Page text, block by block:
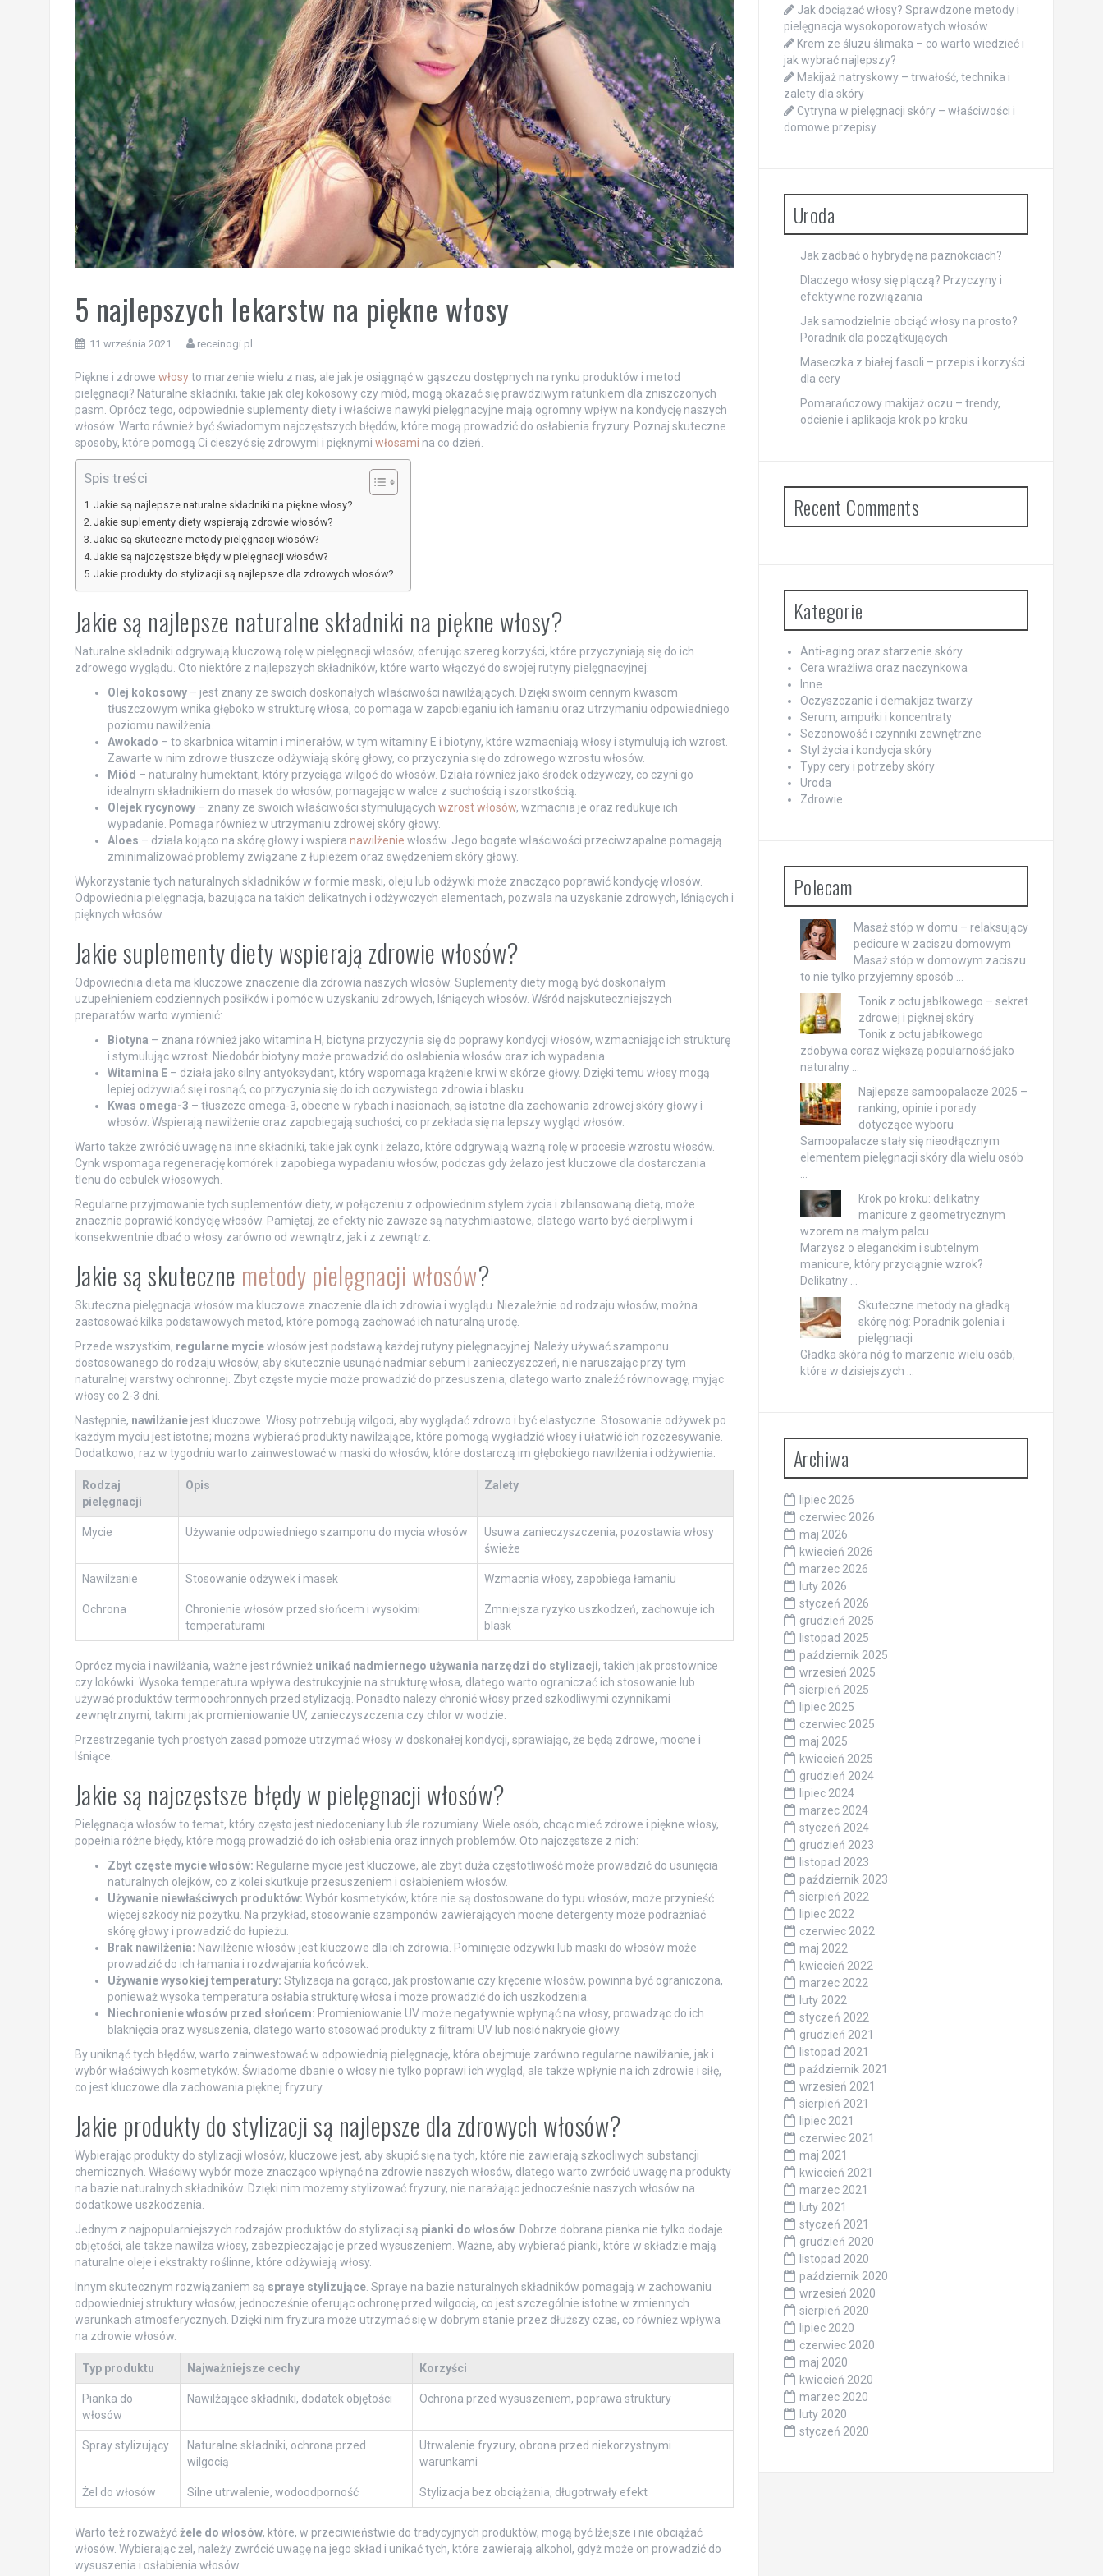
5 najlepszych lekarstw na piękne włosy
11 września 2021 receinogi.pl
Piękne i zdrowe włosyto marzenie wielu z nas, ale jak je osiągnąć w gąszczu dostępnych na rynku produktów i metod
pielęgnacji? Naturalne składniki, takie jak olej kokosowy czy miód, mogą okazać się prawdziwym ratunkiem dla zniszczonych
pasm. Oprócz tego, odpowiednie suplementy diety i właściwe nawyki pielęgnacyjne mają ogromny wpływ na kondycję naszych
włosów. Warto również być świadomym najczęstszych błędów, które mogą prowadzić do osłabienia fryzury. Poznaj skuteczne
sposoby, które pomogą Ci cieszyć się zdrowymi i pięknymi włosami na co dzień.
Spis treści
Jakie są najlepsze naturalne składniki na piękne włosy?
Jakie suplementy diety wspierają zdrowie włosów?
Jakie są skuteczne metody pielęgnacji włosów?
Jakie są najczęstsze błędy w pielęgnacji włosów?
Jakie produkty do stylizacji są najlepsze dla zdrowych włosów?
Jakie są najlepsze naturalne składniki na piękne włosy?
Naturalne składniki odgrywają kluczową rolę w pielęgnacji włosów, oferując szereg korzyści, które przyczyniają się do ich
zdrowego wyglądu. Oto niektóre z najlepszych składników, które warto włączyć do swojej rutyny pielęgnacyjnej:
Olej kokosowy– jest znany ze swoich doskonałych właściwości nawilżających. Dzięki swoim cennym kwasom
tłuszczowym wnika głęboko w strukturę włosa, co pomaga w zapobieganiu ich łamaniu oraz utrzymaniu odpowiedniego
poziomu nawilżenia.
Awokado – to skarbnica witamin i minerałów, w tym witaminy E i biotyny, które wzmacniają włosy i stymulują ich wzrost.
Zawarte w nim zdrowe tłuszcze odżywiają skórę głowy, co przyczynia się do zdrowego wzrostu włosów.
Miód – naturalny humektant, który przyciąga wilgoć do włosów. Działa również jako środek odżywczy, co czyni go
idealnym składnikiem do masek do włosów, pomagając w walce z suchością i szorstkością.
Olejek rycynowy– znany ze swoich właściwości stymulujących wzrost włosów, wzmacnia je oraz redukuje ich
wypadanie. Pomaga również w utrzymaniu zdrowej skóry głowy.
Aloes – działa kojąco na skórę głowy i wspiera nawilżenie włosów. Jego bogate właściwości przeciwzapalne pomagają
zminimalizować problemy związane z łupieżem oraz swędzeniem skóry głowy.
Wykorzystanie tych naturalnych składników w formie maski, oleju lub odżywki może znacząco poprawić kondycję włosów.
Odpowiednia pielęgnacja, bazująca na takich delikatnych i odżywczych elementach, pozwala na uzyskanie zdrowych, lśniących i
pięknych włosów.
Jakie suplementy diety wspierają zdrowie włosów?
Odpowiednia dieta ma kluczowe znaczenie dla zdrowia naszych włosów. Suplementy diety mogą być doskonałym
uzupełnieniem codziennych posiłków i pomóc w uzyskaniu zdrowych, lśniących włosów. Wśród najskuteczniejszych
preparatów warto wymienić:
Biotyna – znana również jako witamina H, biotyna przyczynia się do poprawy kondycji włosów, wzmacniając ich strukturę
i stymulując wzrost. Niedobór biotyny może prowadzić do osłabienia włosów oraz ich wypadania.
Witamina E– działa jako silny antyoksydant, który wspomaga krążenie krwi w skórze głowy. Dzięki temu włosy mogą
lepiej odżywiać się i rosnąć, co przyczynia się do ich oczywistego zdrowia i blasku.
Kwas omega-3 – tłuszcze omega-3, obecne w rybach i nasionach, są istotne dla zachowania zdrowej skóry głowy i
włosów. Wspierają nawilżenie oraz zapobiegają suchości, co przekłada się na lepszy wygląd włosów.
Warto także zwrócić uwagę na inne składniki, takie jak cynk i żelazo, które odgrywają ważną rolę w procesie wzrostu włosów.
Cynk wspomaga regenerację komórek i zapobiega wypadaniu włosów, podczas gdy żelazo jest kluczowe dla dostarczania
tlenu do cebulek włosowych.
Regularne przyjmowanie tych suplementów diety, w połączeniu z odpowiednim stylem życia i zbilansowaną dietą, może
znacznie poprawić kondycję włosów. Pamiętaj, że efekty nie zawsze są natychmiastowe, dlatego warto być cierpliwym i
konsekwentnie dbać o włosy zarówno od wewnątrz, jak i z zewnątrz.
Jakie są skuteczne metody pielęgnacji włosów?
Skuteczna pielęgnacja włosów ma kluczowe znaczenie dla ich zdrowia i wyglądu. Niezależnie od rodzaju włosów, można
zastosować kilka podstawowych metod, które pomogą zachować ich naturalną urodę.
Przede wszystkim, regularne myciewłosów jest podstawą każdej rutyny pielęgnacyjnej. Należy używać szamponu
dostosowanego do rodzaju włosów, aby skutecznie usunąć nadmiar sebum i zanieczyszczeń, nie naruszając przy tym
naturalnej warstwy ochronnej. Zbyt częste mycie może prowadzić do przesuszenia, dlatego warto znaleźć równowagę, myjąc
włosy co 2-3 dni.
Następnie, nawilżaniejest kluczowe. Włosy potrzebują wilgoci, aby wyglądać zdrowo i być elastyczne. Stosowanie odżywek po
każdym myciu jest istotne; można wybierać produkty nawilżające, które pomogą wygładzić włosy i ułatwić ich rozczesywanie.
Dodatkowo, raz w tygodniu warto zainwestować w maski do włosów, które dostarczą im głębokiego nawilżenia i odżywienia.
Rodzaj
pielęgnacji
Opis Zalety
Mycie Używanie odpowiedniego szamponu do mycia włosów
Usuwa zanieczyszczenia, pozostawia włosy
świeże
Nawilżanie Stosowanie odżywek i masek Wzmacnia włosy, zapobiega łamaniu
Ochrona
Chronienie włosów przed słońcem i wysokimi
temperaturami
Zmniejsza ryzyko uszkodzeń, zachowuje ich
blask
Oprócz mycia i nawilżania, ważne jest również unikać nadmiernego używania narzędzi do stylizacji, takich jak prostownice
czy lokówki. Wysoka temperatura wpływa destrukcyjnie na strukturę włosa, dlatego warto ograniczać ich stosowanie lub
używać produktów termoochronnych przed stylizacją. Ponadto należy chronić włosy przed szkodliwymi czynnikami
zewnętrznymi, takimi jak promieniowanie UV, zanieczyszczenia czy chlor w wodzie.
Przestrzeganie tych prostych zasad pomoże utrzymać włosy w doskonałej kondycji, sprawiając, że będą zdrowe, mocne i
lśniące.
Jakie są najczęstsze błędy w pielęgnacji włosów?
Pielęgnacja włosów to temat, który często jest niedoceniany lub źle rozumiany. Wiele osób, chcąc mieć zdrowe i piękne włosy,
popełnia różne błędy, które mogą prowadzić do ich osłabienia oraz innych problemów. Oto najczęstsze z nich:
Zbyt częste mycie włosów: Regularne mycie jest kluczowe, ale zbyt duża częstotliwość może prowadzić do usunięcia
naturalnych olejków, co z kolei skutkuje przesuszeniem i osłabieniem włosów.
Używanie niewłaściwych produktów: Wybór kosmetyków, które nie są dostosowane do typu włosów, może przynieść
więcej szkody niż pożytku. Na przykład, stosowanie szamponów zawierających mocne detergenty może podrażniać
skórę głowy i prowadzić do łupieżu.
Brak nawilżenia: Nawilżenie włosów jest kluczowe dla ich zdrowia. Pominięcie odżywki lub maski do włosów może
prowadzić do ich łamania i rozdwajania końcówek.
Używanie wysokiej temperatury: Stylizacja na gorąco, jak prostowanie czy kręcenie włosów, powinna być ograniczona,
ponieważ wysoka temperatura osłabia strukturę włosa i może prowadzić do ich uszkodzenia.
Niechronienie włosów przed słońcem: Promieniowanie UV może negatywnie wpłynąć na włosy, prowadząc do ich
blaknięcia oraz wysuszenia, dlatego warto stosować produkty z filtrami UV lub nosić nakrycie głowy.
By uniknąć tych błędów, warto zainwestować w odpowiednią pielęgnację, która obejmuje zarówno regularne nawilżanie, jak i
wybór właściwych kosmetyków. Świadome dbanie o włosy nie tylko poprawi ich wygląd, ale także wpłynie na ich zdrowie i siłę,
co jest kluczowe dla zachowania pięknej fryzury.
Jakie produkty do stylizacji są najlepsze dla zdrowych włosów?
Wybierając produkty do stylizacji włosów, kluczowe jest, aby skupić się na tych, które nie zawierają szkodliwych substancji
chemicznych. Właściwy wybór może znacząco wpłynąć na zdrowie naszych włosów, dlatego warto zwrócić uwagę na produkty
na bazie naturalnych składników. Dzięki nim możemy stylizować fryzury, nie narażając jednocześnie naszych włosów na
dodatkowe uszkodzenia.
Jednym z najpopularniejszych rodzajów produktów do stylizacji są pianki do włosów. Dobrze dobrana pianka nie tylko dodaje
objętości, ale także nawilża włosy, zabezpieczając je przed wysuszeniem. Ważne, aby wybierać pianki, które w składzie mają
naturalne oleje i ekstrakty roślinne, które odżywiają włosy.
Innym skutecznym rozwiązaniem są spraye stylizujące. Spraye na bazie naturalnych składników pomagają w zachowaniu
odpowiedniej struktury włosów, jednocześnie oferując ochronę przed wilgocią, co jest szczególnie istotne w zmiennych
warunkach atmosferycznych. Dzięki nim fryzura może utrzymać się w dobrym stanie przez dłuższy czas, co również wpływa
na zdrowie włosów.
Typ produktu Najważniejsze cechy Korzyści
Pianka do
włosów
Nawilżające składniki, dodatek objętości Ochrona przed wysuszeniem, poprawa struktury
Spray stylizujący
Naturalne składniki, ochrona przed
wilgocią
Utrwalenie fryzury, obrona przed niekorzystnymi
warunkami
Żel do włosów Silne utrwalenie, wodoodporność Stylizacja bez obciążania, długotrwały efekt
Warto też rozważyćżele do włosów, które, w przeciwieństwie do tradycyjnych produktów, mogą być lżejsze i nie obciążać
włosów. Wybierając żel, należy zwrócić uwagę na jego skład i unikać tych, które zawierają alkohol, gdyż może on prowadzić do
wysuszenia i osłabienia włosów.
Jak dociążać włosy? Sprawdzone metody i
pielęgnacja wysokoporowatych włosów
Krem ze śluzu ślimaka – co warto wiedzieć i
jak wybrać najlepszy?
Makijaż natryskowy – trwałość, technika i
zalety dla skóry
Cytryna w pielęgnacji skóry – właściwości i
domowe przepisy
Uroda
Jak zadbać o hybrydę na paznokciach?
Dlaczego włosy się plączą? Przyczyny i
efektywne rozwiązania
Jak samodzielnie obciąć włosy na prosto?
Poradnik dla początkujących
Maseczka z białej fasoli – przepis i korzyści
dla cery
Pomarańczowy makijaż oczu – trendy,
odcienie i aplikacja krok po kroku
Recent Comments
Kategorie
Anti-aging oraz starzenie skóry
Cera wrażliwa oraz naczynkowa
Inne
Oczyszczanie i demakijaż twarzy
Serum, ampułki i koncentraty
Sezonowość i czynniki zewnętrzne
Styl życia i kondycja skóry
Typy cery i potrzeby skóry
Uroda
Zdrowie
Polecam
Masaż stóp w domu – relaksujący
pedicure w zaciszu domowym
Masaż stóp w domowym zaciszu
to nie tylko przyjemny sposób …
Tonik z octu jabłkowego – sekret
zdrowej i pięknej skóry
Tonik z octu jabłkowego
zdobywa coraz większą popularność jako
naturalny …
Najlepsze samoopalacze 2025 –
ranking, opinie i porady
dotyczące wyboru
Samoopalacze stały się nieodłącznym
elementem pielęgnacji skóry dla wielu osób
Krok po kroku: delikatny
manicure z geometrycznym
wzorem na małym palcu
Marzysz o eleganckim i subtelnym
manicure, który przyciągnie wzrok?
Delikatny …
Skuteczne metody na gładką
skórę nóg: Poradnik golenia i
pielęgnacji
Gładka skóra nóg to marzenie wielu osób,
które w dzisiejszych …
Archiwa
lipiec 2026
czerwiec 2026
maj 2026
kwiecień 2026
marzec 2026
luty 2026
styczeń 2026
grudzień 2025
listopad 2025
październik 2025
wrzesień 2025
sierpień 2025
lipiec 2025
czerwiec 2025
maj 2025
kwiecień 2025
grudzień 2024
lipiec 2024
marzec 2024
styczeń 2024
grudzień 2023
listopad 2023
październik 2023
sierpień 2022
lipiec 2022
czerwiec 2022
maj 2022
kwiecień 2022
marzec 2022
luty 2022
styczeń 2022
grudzień 2021
listopad 2021
październik 2021
wrzesień 2021
sierpień 2021
lipiec 2021
czerwiec 2021
maj 2021
kwiecień 2021
marzec 2021
luty 2021
styczeń 2021
grudzień 2020
listopad 2020
październik 2020
wrzesień 2020
sierpień 2020
lipiec 2020
czerwiec 2020
maj 2020
kwiecień 2020
marzec 2020
luty 2020
styczeń 2020